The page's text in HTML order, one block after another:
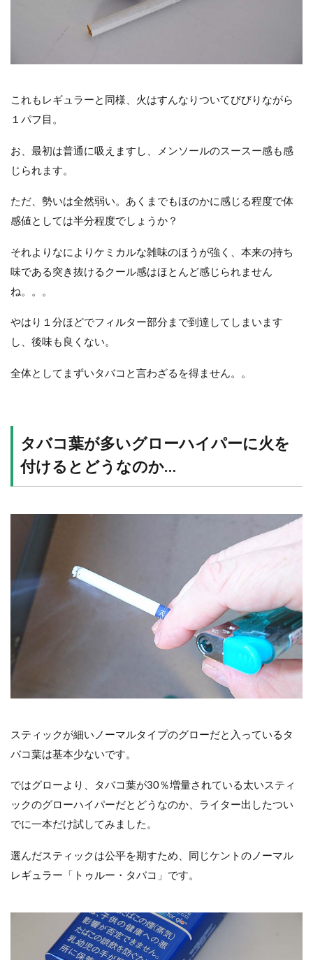
これもレギュラーと同様、火はすんなりついてびびりながら
１パフ目。
お、最初は普通に吸えますし、メンソールのスースー感も感
じられます。
ただ、勢いは全然弱い。あくまでもほのかに感じる程度で体
感値としては半分程度でしょうか？
それよりなによりケミカルな雑味のほうが強く、本来の持ち
味である突き抜けるクール感はほとんど感じられません
ね。。。
やはり１分ほどでフィルター部分まで到達してしまいます
し、後味も良くない。
全体としてまずいタバコと言わざるを得ません。。
タバコ葉が多いグローハイパーに火を
付けるとどうなのか…
スティックが細いノーマルタイプのグローだと入っているタ
バコ葉は基本少ないです。
ではグローより、タバコ葉が30％増量されている太いスティ
ックのグローハイパーだとどうなのか、ライター出したつい
でに一本だけ試してみました。
選んだスティックは公平を期すため、同じケントのノーマル
レギュラー「トゥルー・タバコ」です。